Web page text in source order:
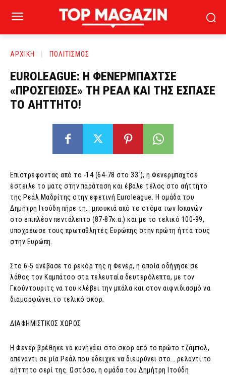
ΑΡΧΙΚΗ ΠΟΛΙΤΙΣΜΟΣ
EUROLEAGUE: Η ΦΕΝΕΡΜΠΑΧΤΣΕ
«ΠΡΟΣΓΕΙΩΣΕ» ΤΗ ΡΕΑΛ ΚΑΙ ΤΗΣ ΕΣΠΑΣΕ
ΤΟ ΑΗΤΤΗΤΟ!
Επιστρέφοντας από το -14 (64-78 στο 33΄), η Φενερμπαχτσέ
έστειλε το ματς στην παράταση και έβαλε τέλος στο αήττητο
της Ρεάλ Μαδρίτης στην εφετινή Euroleague. Η ομάδα του
Δημήτρη Ιτούδη πήρε τη… μπουκιά από το στόμα των Ισπανών
στο επιπλέον πεντάλεπτο (87-87κ.α.) και με το τελικό 100-99,
υποχρέωσε τους πρωταθλητές Ευρώπης στην πρώτη ήττα τους
στην Ευρώπη.
Στο 6-5 ανέβασε το ρεκόρ της η Φενέρ, η οποία οδήγησε σε
λάθος τον Καμπάτσο στα τελευταία δευτερόλεπτα, με τον
Γκούντουριτς να του κλέβει την μπάλα και στον αιφνιδιασμό να
διαμορφώνει το τελικό σκορ.
ΔΙΑΦΗΜΙΣΤΙΚΟΣ ΧΩΡΟΣ
Η Φενέρ βρέθηκε να κυνηγάει στο σκορ από το πρώτο τζάμπολ,
απέναντι σε μία Ρεάλ που έδειχνε να διευρύνει στο… ρελαντί το
αήττητο σερί της. Ωστόσο, η ομάδα του Δημήτρη Ιτούδη